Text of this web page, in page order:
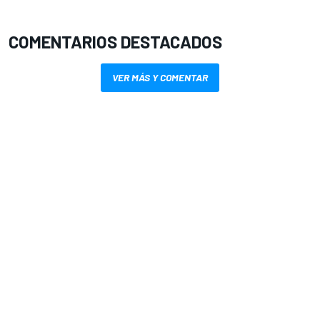
COMENTARIOS DESTACADOS
VER MÁS Y COMENTAR